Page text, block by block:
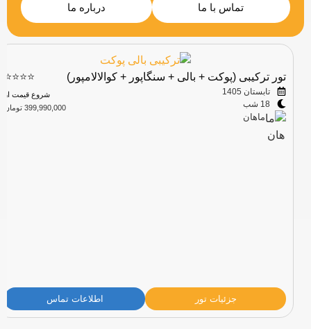
تماس با ما درباره ما
تور ترکیبی (پوکت + بالی + سنگاپور + کوالالامپور) ⭐⭐⭐⭐
تابستان 1405
18 شب
ماهان
شروع قیمت از
399,990,000 تومان
جزئیات تور اطلاعات تماس